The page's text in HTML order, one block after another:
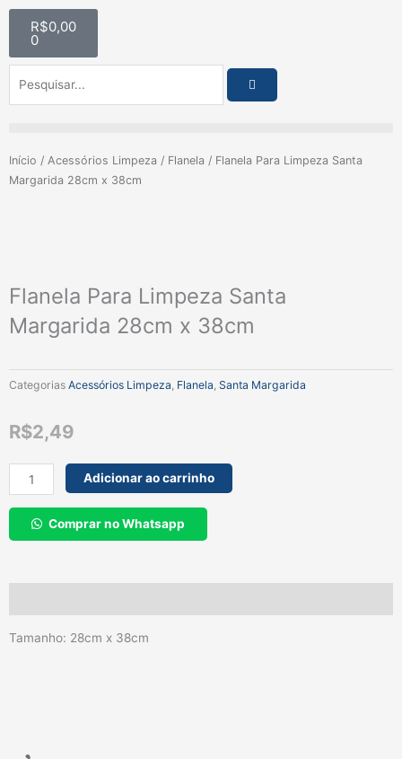
conteúdo
R$0,00
0
Carrinho
Início / Acessórios Limpeza / Flanela / Flanela Para Limpeza Santa
Margarida 28cm x 38cm
Flanela Para Limpeza Santa
Margarida 28cm x 38cm
Categorias Acessórios Limpeza, Flanela, Santa Margarida
R$2,49
Flanela
Para
Limpeza
Santa
quantidade
Adicionar ao carrinho
Comprar no Whatsapp
Tamanho: 28cm x 38cm